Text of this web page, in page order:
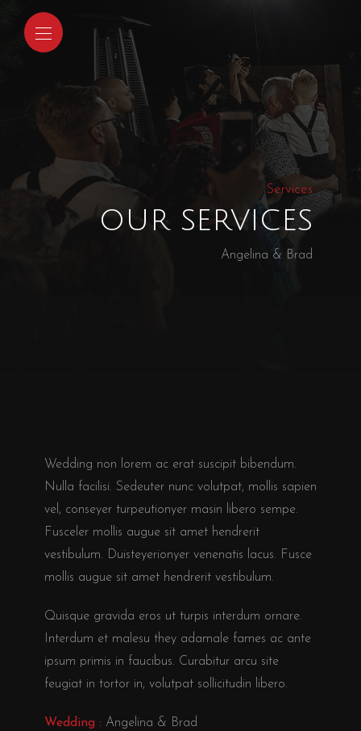
Services
our services
Angelina & Brad
Wedding non lorem ac erat suscipit bibendum.
Nulla facilisi. Sedeuter nunc volutpat, mollis sapien
vel, conseyer turpeutionyer masin libero sempe.
Fusceler mollis augue sit amet hendrerit
vestibulum. Duisteyerionyer venenatis lacus. Fusce
mollis augue sit amet hendrerit vestibulum.
Quisque gravida eros ut turpis interdum ornare.
Interdum et malesu they adamale fames ac ante
ipsum primis in faucibus. Curabitur arcu site
feugiat in tortor in, volutpat sollicitudin libero.
Wedding : Angelina & Brad